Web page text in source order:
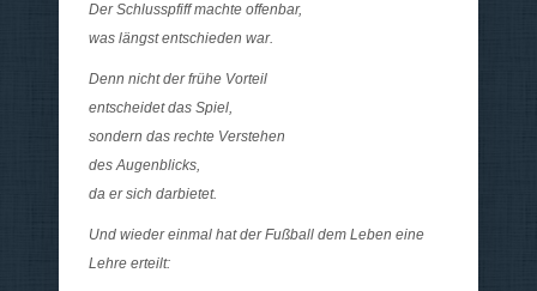
Der Schlusspfiff machte offenbar,
was längst entschieden war.
Denn nicht der frühe Vorteil
entscheidet das Spiel,
sondern das rechte Verstehen
des Augenblicks,
da er sich darbietet.
Und wieder einmal hat der Fußball dem Leben eine
Lehre erteilt: